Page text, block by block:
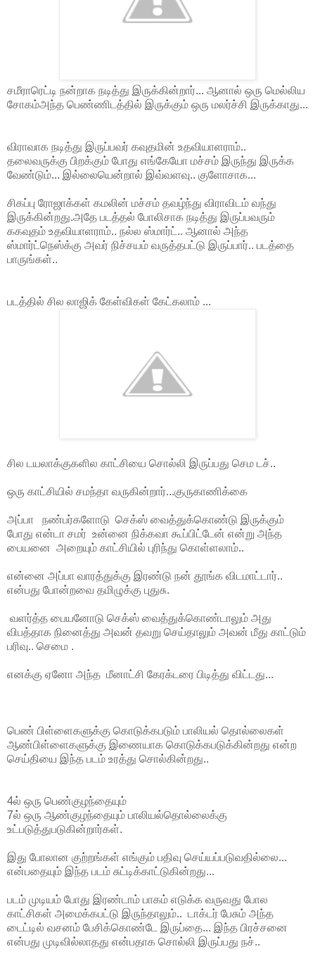
சமீராரெட்டி நன்றாக நடித்து இருக்கின்றார்... ஆனால் ஒரு மெல்லிய
சோகம்அந்த பெண்ணிடத்தில் இருக்கும் ஒரு மலர்ச்சி இருக்காது...
விராவாக நடித்து இருப்பவர் கவுதமின் உதவியாளராம்..
தலைவருக்கு பிறக்கும் போது எங்கேயோ மச்சம் இருந்து இருக்க
வேண்டும்... இல்லையென்றால் இவ்வளவு.. குளோசாக...
சிகப்பு ரோஜாக்கள் கமலின் மச்சம் தவழ்ந்து விராவிடம் வந்து
இருக்கின்றது.அதே படத்தல் போலிசாக நடித்து இருப்பவரும்
ககவுதம் உதவியாளராம்.. நல்ல ஸ்மார்ட்.. ஆனால் அந்த
ஸ்மார்ட்நெஸ்க்கு அவர் நிச்சயம் வருத்தபட்டு இருப்பார்.. படத்தை
பாருங்கள்..
படத்தில் சில லாஜிக் கேள்விகள் கேட்கலாம் ...
சில டயலாக்குகளில காட்சியை சொல்லி இருப்பது செம டச்..
ஒரு காட்சியில் சமந்தா வருகின்றார்...குருகாணிக்கை
அப்பா நண்பர்களோடு செக்ஸ் வைத்துக்கொண்டு இருக்கும்
போது என்டா சமர் உன்னை நிக்கவா கூப்பிட்டேன் என்று அந்த
பையனை அறையும் காட்சியில் புரிந்து கொள்ளலாம்..
என்னை அப்பா வாரத்துக்கு இரண்டு நன் தூங்க விடமாட்டார்..
என்பது போன்றவை தமிழுக்கு புதுசு.
வளர்த்த பையனோடு செக்ஸ் வைத்துக்கொண்டாலும் அது
விபத்தாக நினைத்து அவன் தவறு செய்தாலும் அவன் மீது காட்டும்
பரிவு.. செமை .
எனக்கு ஏனோ அந்த மீனாட்சி கேரக்டரை பிடித்து விட்டது...
பெண் பிள்ளைகளுக்கு கொடுக்கபடும் பாலியல் தொல்லைகள்
ஆண்பிள்ளைகளுக்கு இணையாக கொடுக்கபடுக்கின்றது என்ற
செய்தியை இந்த படம் உரத்து சொல்கின்றது..
4ல் ஒரு பெண்குழந்தையும்
7ல் ஒரு ஆண்குழந்தையும் பாலியல்தொல்லைக்கு
உட்படுத்துபடுகின்றார்கள்.
இது போலான குற்றங்கள் எங்கும் பதிவு செய்யப்படுவதில்லை...
என்பதையும் இந்த படம் சுட்டிக்காட்டுகின்றது...
படம் முடியம் போது இரண்டாம் பாகம் எடுக்க வருவது போல
காட்சிகள் அமைக்கபட்டு இருந்தாலும்.. டாக்டர் பேசும் அந்த
டைட்டில் வசனம் பேசிக்கொண்டே இருப்தை... இந்த பிரச்சனை
என்பது முடிவில்லாதது என்பதாக சொல்லி இருப்பது நச்..